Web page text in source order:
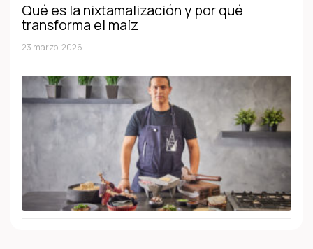
Qué es la nixtamalización y por qué
transforma el maíz
23 marzo, 2026